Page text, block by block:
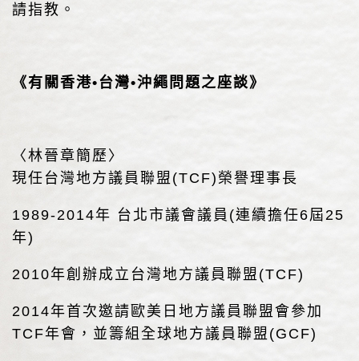
請指教。
《有關香港•台灣•沖繩問題之座談》
〈林晉章簡歷〉
現任台灣地方議員聯盟(TCF)榮譽理事長
1989-2014年 台北市議會議員(連續擔任6屆25
年)
2010年創辦成立台灣地方議員聯盟(TCF)
2014年首次邀請歐美日地方議員聯盟會參加
TCF年會，並籌組全球地方議員聯盟(GCF)